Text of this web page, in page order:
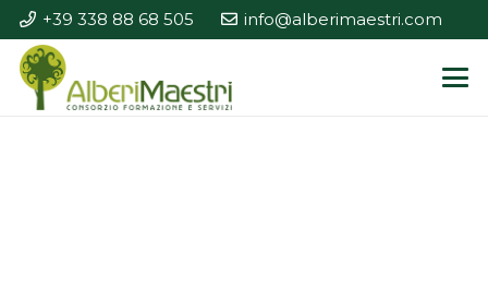
+39 338 88 68 505 info@alberimaestri.com